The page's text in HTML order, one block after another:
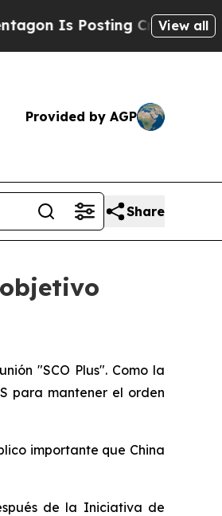
Posting Cryptic BiblicalView all
Provided by AGP
Share
"SCO Plus". Como la
para mantener el orden
importante que China
de la Iniciativa de